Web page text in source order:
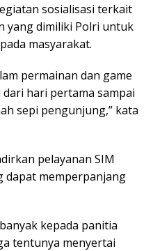
sosialisasi terkait
yang dimiliki Polri untuk
masyarakat.
permainan dan game
hari pertama sampai
sepi pengunjung,” kata
pelayanan SIM
dapat memperpanjang
kepada panitia
tentunya menyertai